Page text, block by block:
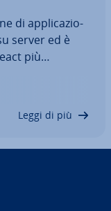
di ap­pli­ca­zio­
server ed è
più
di marketing
Leggi di più